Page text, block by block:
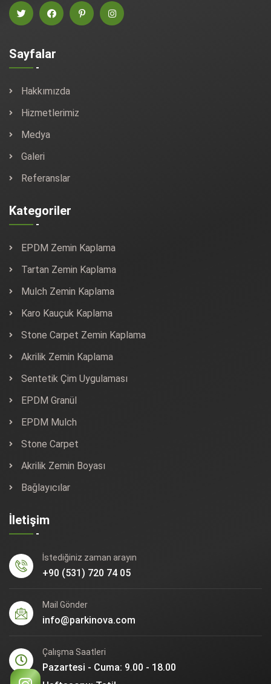
Sayfalar
Hakkımızda
Hizmetlerimiz
Medya
Galeri
Referanslar
Kategoriler
EPDM Zemin Kaplama
Tartan Zemin Kaplama
Mulch Zemin Kaplama
Karo Kauçuk Kaplama
Stone Carpet Zemin Kaplama
Akrilik Zemin Kaplama
Sentetik Çim Uygulaması
EPDM Granül
EPDM Mulch
Stone Carpet
Akrilik Zemin Boyası
Bağlayıcılar
İletişim
İstediğiniz zaman arayın
+90 (531) 720 74 05
Mail Gönder
info@parkinova.com
Çalışma Saatleri
Pazartesi - Cuma: 9.00 - 18.00